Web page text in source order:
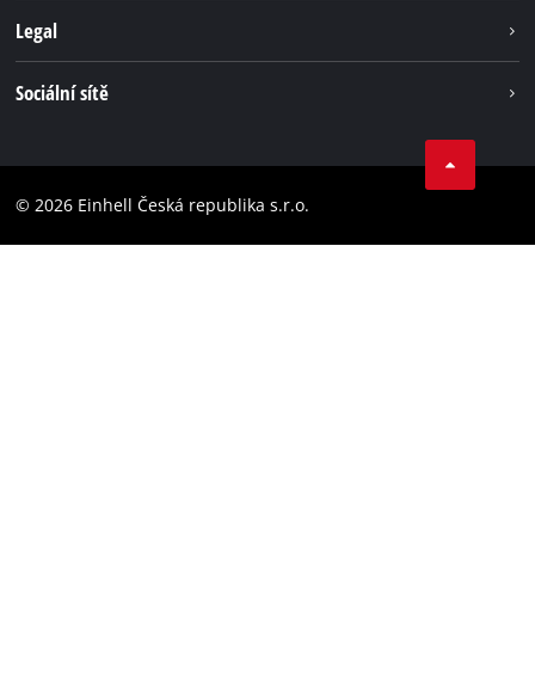
Systém akumulátorů
Legal
Prohlášení o přístupnosti
Sociální sítě
Instagram
© 2026 Einhell Česká republika s.r.o.